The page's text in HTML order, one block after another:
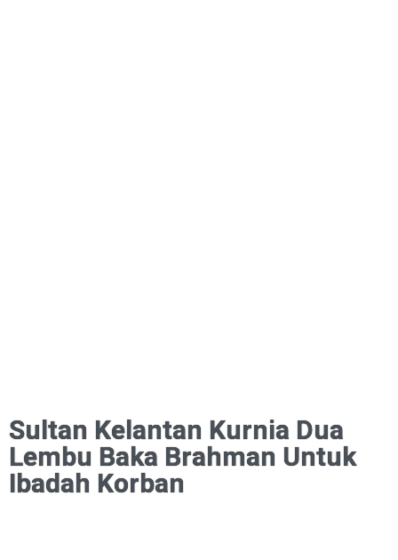
Sultan Kelantan Kurnia Dua
Lembu Baka Brahman Untuk
Ibadah Korban